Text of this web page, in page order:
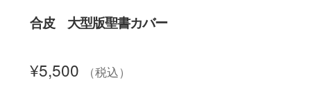
合皮 大型版聖書カバー
¥5,500 （税込）